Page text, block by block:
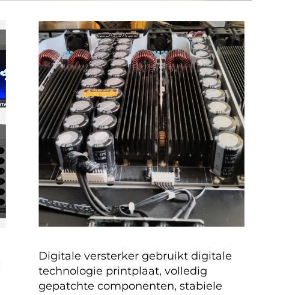
Digitale versterker gebruikt digitale
technologie printplaat, volledig
gepatchte componenten, stabiele